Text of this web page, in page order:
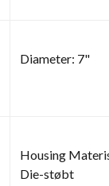
Diameter: 7"
Housing
Die-støbt